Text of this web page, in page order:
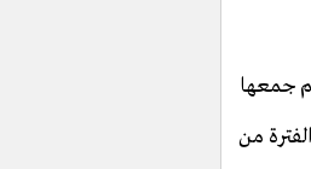
جمعها
فقد بلغت صادرات السيارات عام 2013 في الفترة من